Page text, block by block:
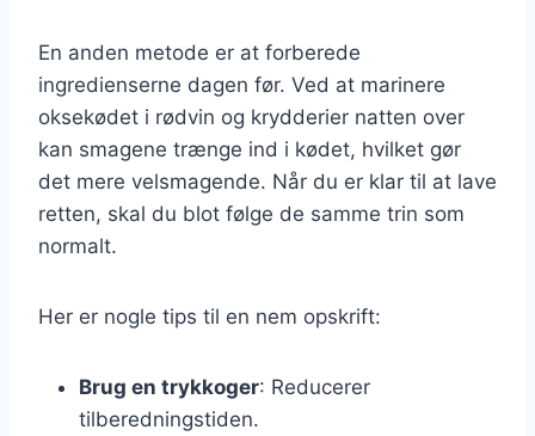
En anden metode er at forberede
ingredienserne dagen før. Ved at marinere
oksekødet i rødvin og krydderier natten over
kan smagene trænge ind i kødet, hvilket gør
det mere velsmagende. Når du er klar til at lave
retten, skal du blot følge de samme trin som
normalt.
Her er nogle tips til en nem opskrift:
Brug en trykkoger: Reducerer
tilberedningstiden.